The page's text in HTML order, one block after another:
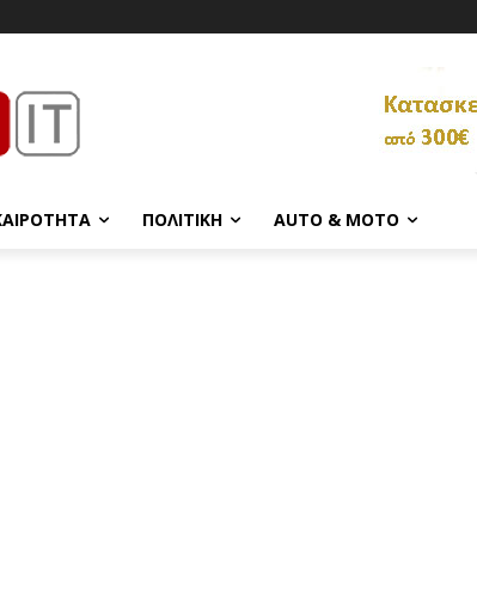
ΠΟΛΙΤΙΚΉ AUTO & MOTO